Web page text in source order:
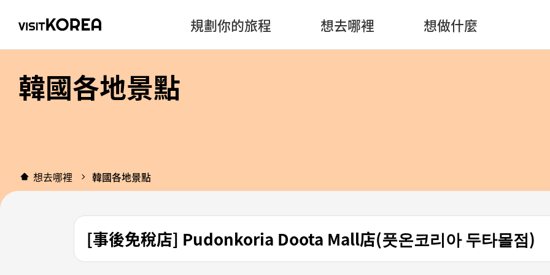
規劃你的旅程 想去哪裡 想做什麼
韓國各地景點
想去哪裡 韓國各地景點
[事後免稅店] Pudonkoria Doota Mall店(풋온코리아 두타몰점)